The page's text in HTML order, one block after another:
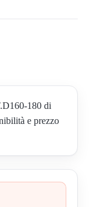
180 di
e prezzo